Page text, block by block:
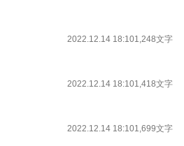
2022.12.14 18:101,248文字
2022.12.14 18:101,418文字
2022.12.14 18:101,699文字